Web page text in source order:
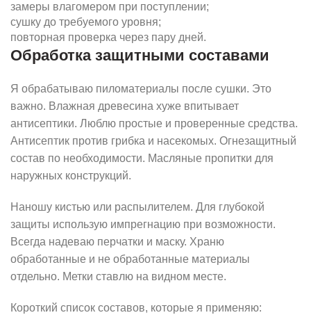
замеры влагомером при поступлении;
сушку до требуемого уровня;
повторная проверка через пару дней.
Обработка защитными составами
Я обрабатываю пиломатериалы после сушки. Это
важно. Влажная древесина хуже впитывает
антисептики. Люблю простые и проверенные средства.
Антисептик против грибка и насекомых. Огнезащитный
состав по необходимости. Масляные пропитки для
наружных конструкций.
Наношу кистью или распылителем. Для глубокой
защиты использую импрегнацию при возможности.
Всегда надеваю перчатки и маску. Храню
обработанные и не обработанные материалы
отдельно. Метки ставлю на видном месте.
Короткий список составов, которые я применяю: